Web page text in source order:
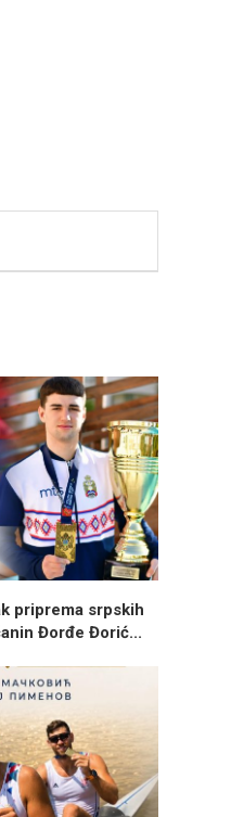
priprema srpskih
Đorđe Đorić...